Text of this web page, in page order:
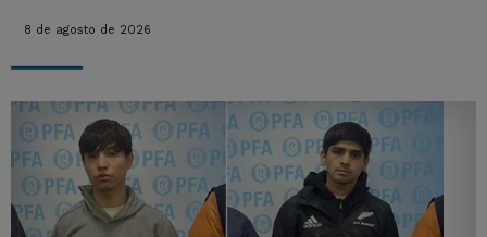
8 de agosto de 2026